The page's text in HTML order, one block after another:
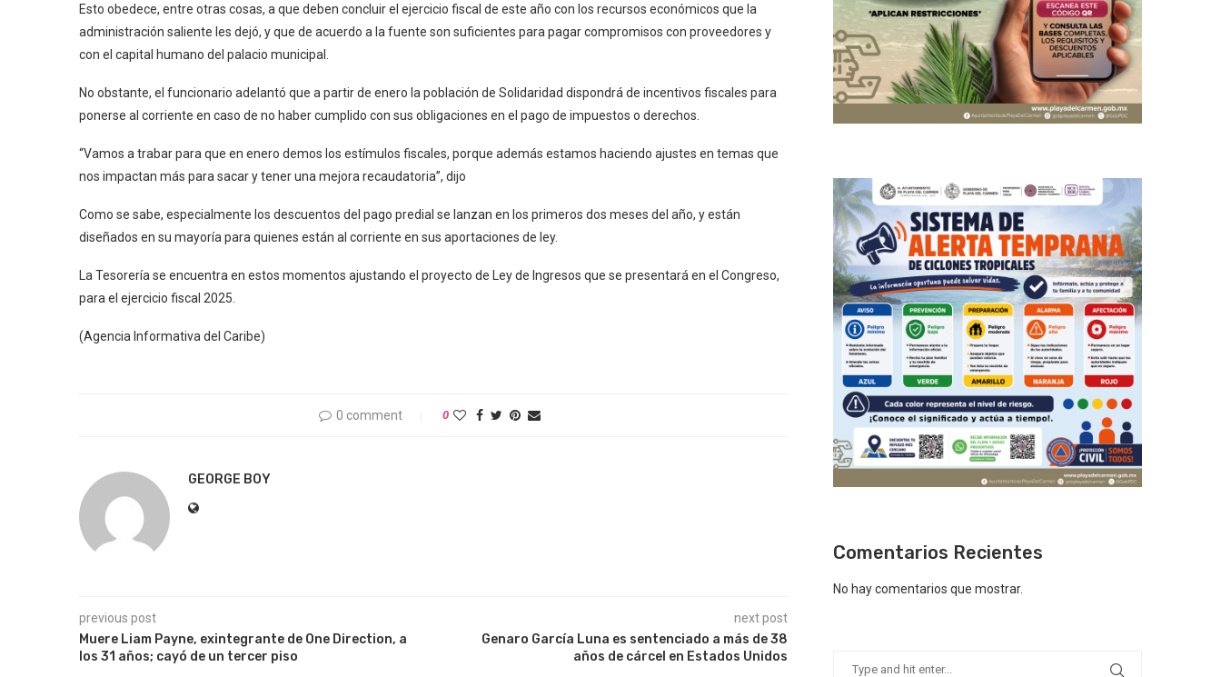
Esto obedece, entre otras cosas, a que deben concluir el ejercicio fiscal de este año con los recursos económicos que la
administración saliente les dejó, y que de acuerdo a la fuente son suficientes para pagar compromisos con proveedores y
con el capital humano del palacio municipal.
No obstante, el funcionario adelantó que a partir de enero la población de Solidaridad dispondrá de incentivos fiscales para
ponerse al corriente en caso de no haber cumplido con sus obligaciones en el pago de impuestos o derechos.
“Vamos a trabar para que en enero demos los estímulos fiscales, porque además estamos haciendo ajustes en temas que
nos impactan más para sacar y tener una mejora recaudatoria”, dijo
Como se sabe, especialmente los descuentos del pago predial se lanzan en los primeros dos meses del año, y están
diseñados en su mayoría para quienes están al corriente en sus aportaciones de ley.
La Tesorería se encuentra en estos momentos ajustando el proyecto de Ley de Ingresos que se presentará en el Congreso,
para el ejercicio fiscal 2025.
(Agencia Informativa del Caribe)
0 comment 0
GEORGE BOY
previous post
Muere Liam Payne, exintegrante de One Direction, a
los 31 años; cayó de un tercer piso
next post
Genaro García Luna es sentenciado a más de 38
años de cárcel en Estados Unidos
Comentarios Recientes
No hay comentarios que mostrar.